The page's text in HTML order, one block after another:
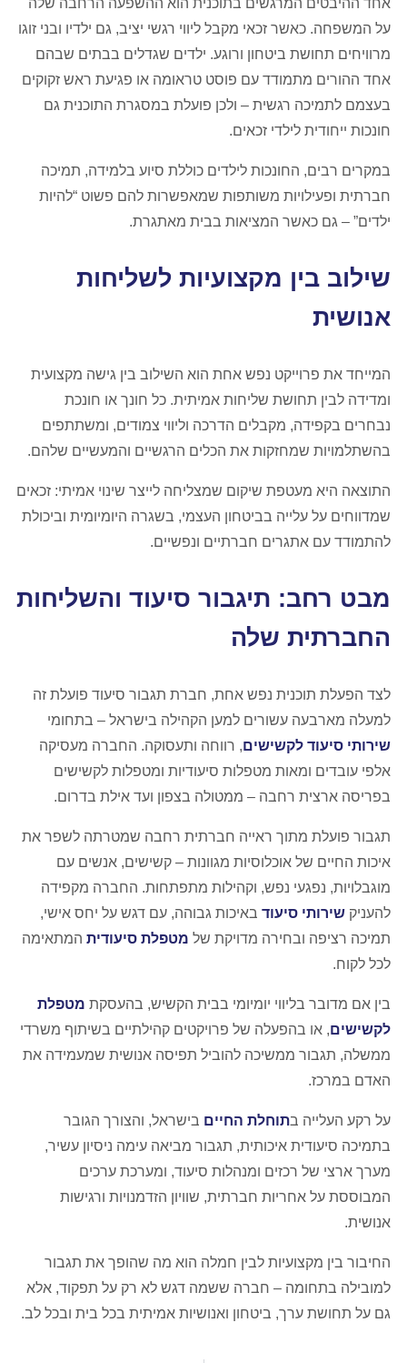
על המשפחה. כאשר זכאי מקבל ליווי רגשי יציב, גם ילדיו ובני זוגו
מרוויחים תחושת ביטחון ורוגע. ילדים שגדלים בבתים שבהם
אחד ההורים מתמודד עם פוסט טראומה או פגיעת ראש זקוקים
בעצמם לתמיכה רגשית – ולכן פועלת במסגרת התוכנית גם
חונכות ייחודית לילדי זכאים.
במקרים רבים, החונכות לילדים כוללת סיוע בלמידה, תמיכה
חברתית ופעילויות משותפות שמאפשרות להם פשוט “להיות
ילדים” – גם כאשר המציאות בבית מאתגרת.
שילוב בין מקצועיות לשליחות
אנושית
המייחד את פרוייקט נפש אחת הוא השילוב בין גישה מקצועית
ומדידה לבין תחושת שליחות אמיתית. כל חונך או חונכת
נבחרים בקפידה, מקבלים הדרכה וליווי צמודים, ומשתתפים
בהשתלמויות שמחזקות את הכלים הרגשיים והמעשיים שלהם.
התוצאה היא מעטפת שיקום שמצליחה לייצר שינוי אמיתי: זכאים
שמדווחים על עלייה בביטחון העצמי, בשגרה היומיומית וביכולת
להתמודד עם אתגרים חברתיים ונפשיים.
מבט רחב: תיגבור סיעוד והשליחות
החברתית שלה
לצד הפעלת תוכנית נפש אחת, חברת תגבור סיעוד פועלת זה
למעלה מארבעה עשורים למען הקהילה בישראל – בתחומי
שירותי סיעוד לקשישים, רווחה ותעסוקה. החברה מעסיקה
אלפי עובדים ומאות מטפלות סיעודיות ומטפלות לקשישים
בפריסה ארצית רחבה – ממטולה בצפון ועד אילת בדרום.
תגבור פועלת מתוך ראייה חברתית רחבה שמטרתה לשפר את
איכות החיים של אוכלוסיות מגוונות – קשישים, אנשים עם
מוגבלויות, נפגעי נפש, וקהילות מתפתחות. החברה מקפידה
להעניק שירותי סיעוד באיכות גבוהה, עם דגש על יחס אישי,
תמיכה רציפה ובחירה מדויקת של מטפלת סיעודית המתאימה
לכל לקוח.
בין אם מדובר בליווי יומיומי בבית הקשיש, בהעסקת מטפלת
לקשישים, או בהפעלה של פרויקטים קהילתיים בשיתוף משרדי
ממשלה, תגבור ממשיכה להוביל תפיסה אנושית שמעמידה את
האדם במרכז.
על רקע העלייה בתוחלת החיים בישראל, והצורך הגובר
בתמיכה סיעודית איכותית, תגבור מביאה עימה ניסיון עשיר,
מערך ארצי של רכזים ומנהלות סיעוד, ומערכת ערכים
המבוססת על אחריות חברתית, שוויון הזדמנויות ורגישות
אנושית.
החיבור בין מקצועיות לבין חמלה הוא מה שהופך את תגבור
למובילה בתחומה – חברה ששמה דגש לא רק על תפקוד, אלא
גם על תחושת ערך, ביטחון ואנושיות אמיתית בכל בית ובכל לב.